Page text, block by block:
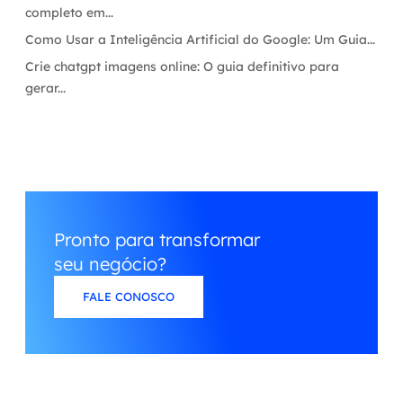
completo em...
Como Usar a Inteligência Artificial do Google: Um Guia...
Crie chatgpt imagens online: O guia definitivo para
gerar...
Pronto para transformar
seu negócio?
FALE CONOSCO